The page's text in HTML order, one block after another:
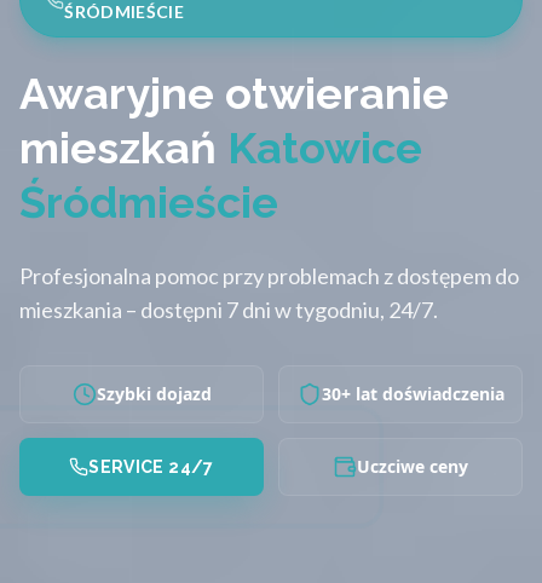
ŚRÓDMIEŚCIE
Awaryjne otwieranie
mieszkań Katowice
Śródmieście
Profesjonalna pomoc przy problemach z dostępem do
mieszkania – dostępni 7 dni w tygodniu, 24/7.
Szybki dojazd 30+ lat doświadczenia
SERVICE 24/7 Uczciwe ceny